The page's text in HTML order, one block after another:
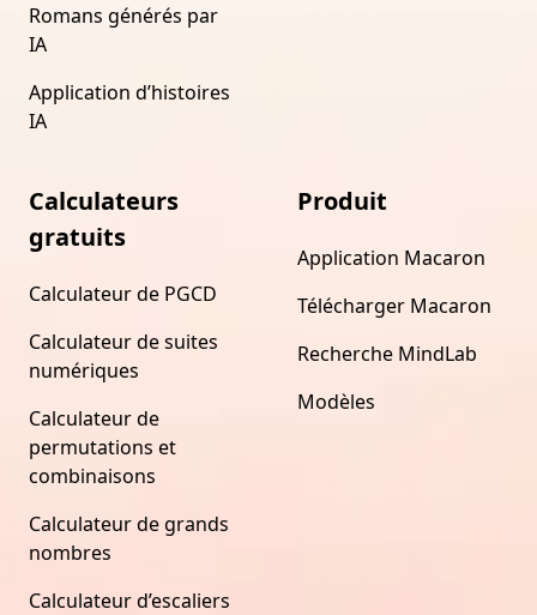
Romans générés par
IA
Application d’histoires
IA
Calculateurs
gratuits
Calculateur de PGCD
Calculateur de suites
numériques
Calculateur de
permutations et
combinaisons
Calculateur de grands
nombres
Calculateur d’escaliers
Produit
Application Macaron
Télécharger Macaron
Recherche MindLab
Modèles